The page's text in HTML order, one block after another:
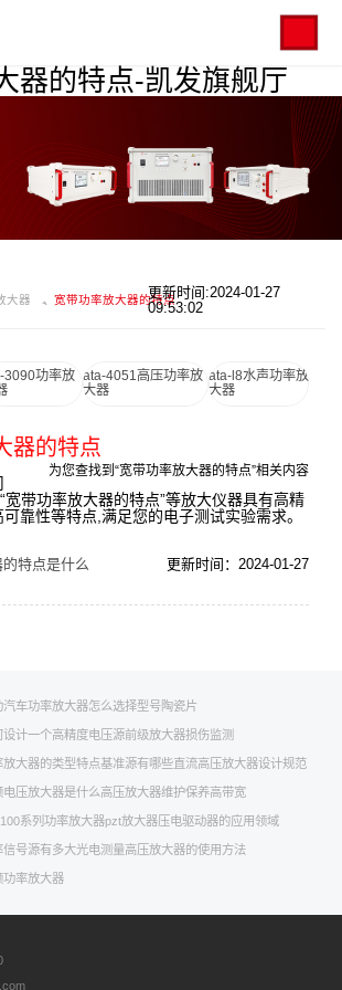
器的特点-凯发旗舰厅
大器 宽带功率放大器的特点更新时间:2024-01-27
09:53:02
3090功率放 ata-4051高压功率放
大器
ata-l8水声功率放
大器
器的特点
为您查找到“宽带功率放大器的特点”相关内容
宽带功率放大器的特点”等放大仪器具有高精
靠性等特点,满足您的电子测试实验需求。
特点是什么 更新时间：2024-01-27
汽车功率放大器怎么选择型号陶瓷片
设计一个高精度电压源前级放大器损伤监测
放大器的类型特点基准源有哪些直流高压放大器设计规范
电压放大器是什么高压放大器维护保养高带宽
系列功率放大器pzt放大器 压电驱动器的应用领域
信号源有多大光电测量高压放大器的使用方法
功率放大器